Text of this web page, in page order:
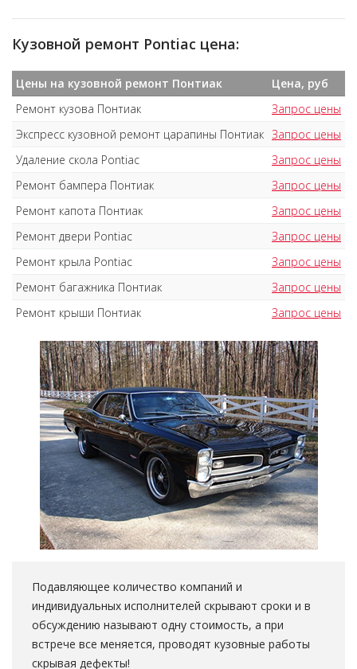
Кузовной ремонт Pontiac цена:
Цены на кузовной ремонт Понтиак
Цена, руб
Ремонт кузова Понтиак
Запрос цены
Экспресс кузовной ремонт царапины Понтиак Запрос цены
Удаление скола Pontiac
Запрос цены
Ремонт бампера Понтиак
Запрос цены
Ремонт капота Понтиак
Запрос цены
Ремонт двери Pontiac
Запрос цены
Ремонт крыла Pontiac
Запрос цены
Ремонт багажника Понтиак
Запрос цены
Ремонт крыши Понтиак
Запрос цены
Подавляющее количество компаний и
индивидуальных исполнителей скрывают сроки и в
обсуждению называют одну стоимость, а при
встрече все меняется, проводят кузовные работы
скрывая дефекты!